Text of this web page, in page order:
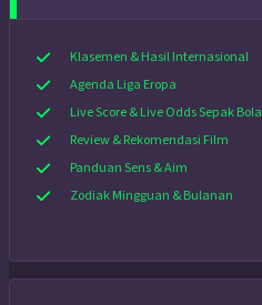
Klasemen & Hasil Internasional
Agenda Liga Eropa
Live Score & Live Odds Sepak Bola
Review & Rekomendasi Film
Panduan Sens & Aim
Zodiak Mingguan & Bulanan